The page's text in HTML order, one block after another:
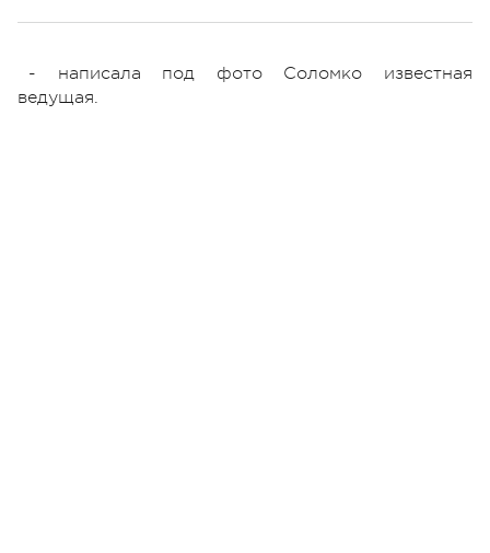
- написала под фото Соломко известная
ведущая.